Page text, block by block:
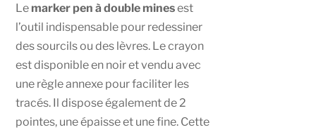
Le marker pen à double minesest
l’outil indispensable pour redessiner
des sourcils ou des lèvres. Le crayon
est disponible en noir et vendu avec
une règle annexe pour faciliter les
tracés. Il dispose également de 2
pointes, une épaisse et une fine. Cette